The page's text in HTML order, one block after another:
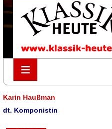
≡
≡
Karin Haußman
dt. Komponistin